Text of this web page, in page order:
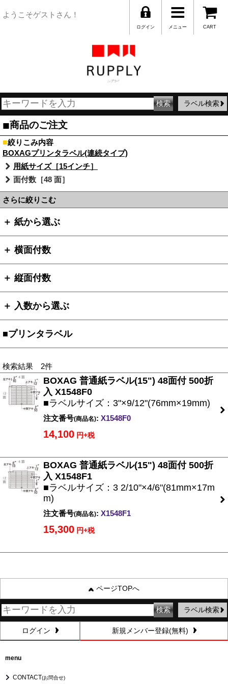
ようこそゲストさん！
CART
メニュー
ログイン
ラベル検索
■商品のご注文
■絞りこみ内容
BOXAGプリンタラベル(連続タイプ)
用紙サイズ［15インチ］
面付数［48 面］
さらに絞りこむ
＋ 紙から選ぶ
＋ 横面付数
＋ 縦面付数
＋ 入数から選ぶ
■プリンタラベル
検索結果 2件
BOXAG 普通紙ラベル(15") 48面付 500折
入 X1548F0
■ラベルサイズ：3"×9/12"(76mm×19mm)
注文番号(商品名): X1548F0
14,100 円+税
BOXAG 普通紙ラベル(15") 48面付 500折
入 X1548F1
■ラベルサイズ：3 2/10"×4/6"(81mm×17m
m)
注文番号(商品名): X1548F1
15,300 円+税
ページTOPへ
ラベル検索
ログイン 新規メンバー登録(無料)
menu
CONTACT(お問合せ)